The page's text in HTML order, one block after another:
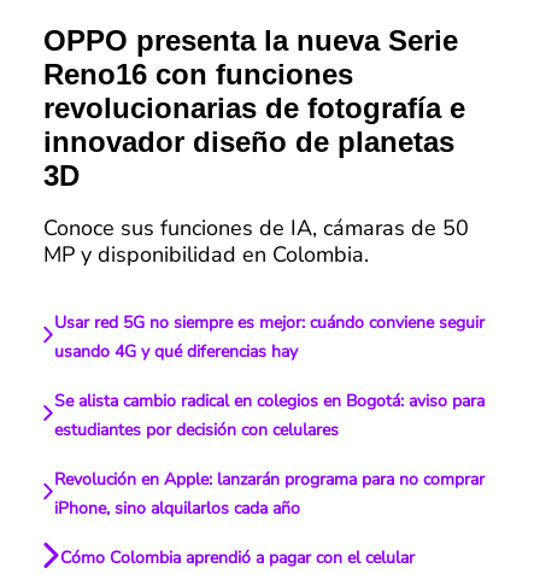
OPPO presenta la nueva Serie
Reno16 con funciones
revolucionarias de fotografía e
innovador diseño de planetas
3D
Conoce sus funciones de IA, cámaras de 50
MP y disponibilidad en Colombia.
Usar red 5G no siempre es mejor: cuándo conviene seguir
usando 4G y qué diferencias hay
Se alista cambio radical en colegios en Bogotá: aviso para
estudiantes por decisión con celulares
Revolución en Apple: lanzarán programa para no comprar
iPhone, sino alquilarlos cada año
Cómo Colombia aprendió a pagar con el celular